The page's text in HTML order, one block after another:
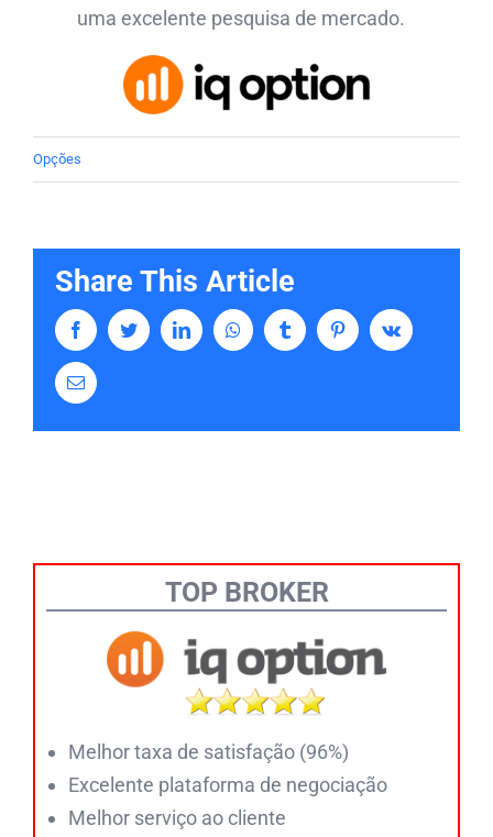
uma excelente pesquisa de mercado.
Opções
Share This Article
FacebookTwitterLinkedInWhatsappTumblr PinterestVk
Email
TOP BROKER
Melhor taxa de satisfação (96%)
Excelente plataforma de negociação
Melhor serviço ao cliente